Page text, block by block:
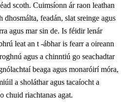
scoth. Cuimsíonn ár raon leathan
dhosmálta, feadán, slat sreinge agus
agus mar sin de. Is féidir lenár
leat an t -ábhar is fearr a oireann
agus a chinntiú go seachadtar
beaga agus monaróirí móra,
a sholáthar agus tacaíocht a
chuid riachtanas agat.